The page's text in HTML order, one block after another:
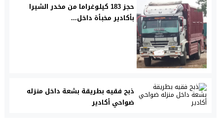
حجز 183 كيلوغراما من مخدر الشيرا
بأكادير مخبأة داخل...
ذبح فقيه بطريقة بشعة داخل منزله
ضواحي أكادير